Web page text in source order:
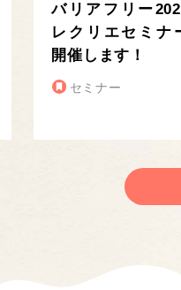
バリアフリー
レクリエセミナ
開催します！
セミナー